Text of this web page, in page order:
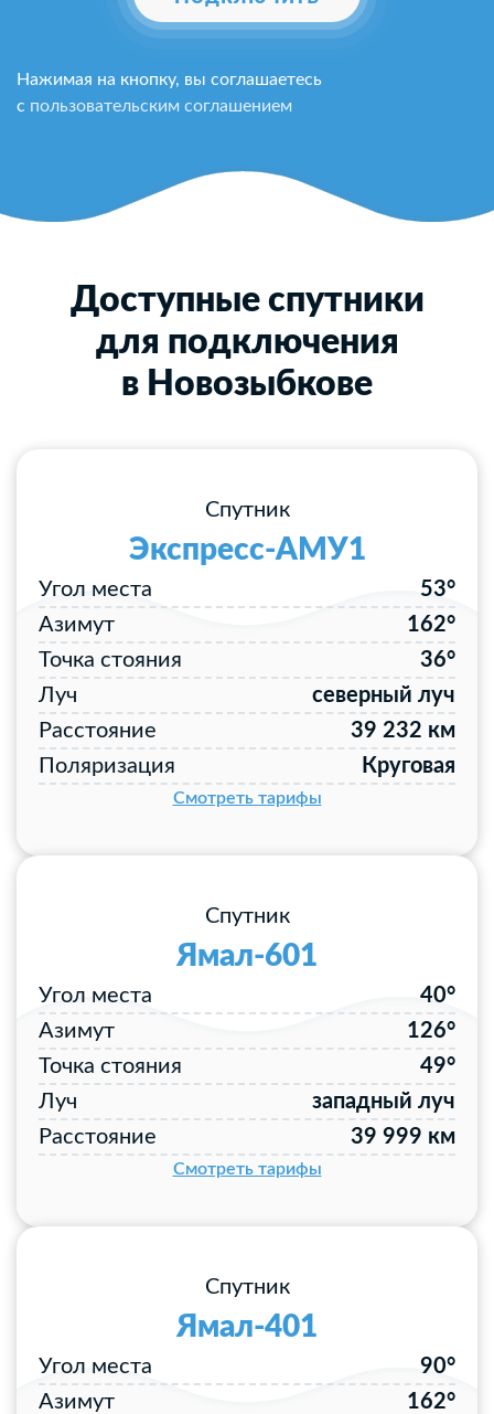
Нажимая на кнопку, вы соглашаетесь
с пользовательским соглашением
Доступные спутники
для подключения
в Новозыбкове
Спутник
Экспресс-АМУ1
Угол места
53°
Азимут
162°
Точка стояния
36°
Луч
северный луч
Расстояние
39 232 км
Поляризация
Круговая
Смотреть тарифы
Спутник
Ямал-601
Угол места
40°
Азимут
126°
Точка стояния
49°
Луч
западный луч
Расстояние
39 999 км
Смотреть тарифы
Спутник
Ямал-401
Угол места
90°
Азимут
162°